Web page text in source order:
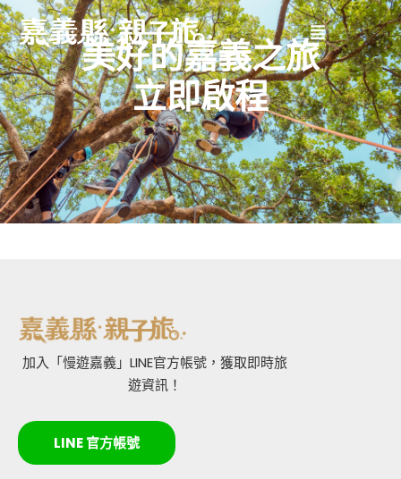
美好的嘉義之旅
立即啟程
加入「慢遊嘉義」LINE官方帳號，獲取即時旅
遊資訊！
LINE 官方帳號